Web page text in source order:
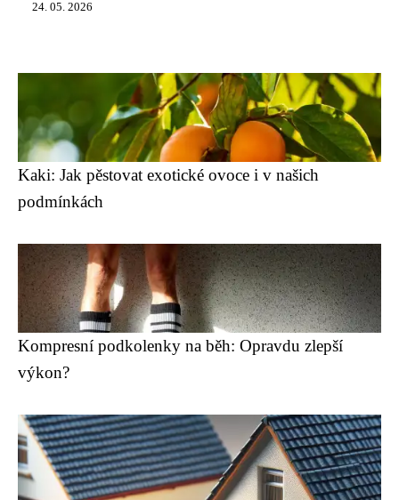
24. 05. 2026
Kaki: Jak pěstovat exotické ovoce i v našich
podmínkách
Kompresní podkolenky na běh: Opravdu zlepší
výkon?